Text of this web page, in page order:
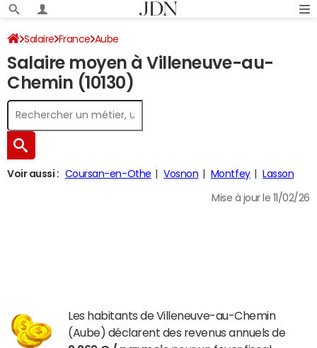
Salaire France Aube
Salaire moyen à Villeneuve-au-
Chemin (10130)
Voir aussi : Coursan-en-Othe Vosnon Montfey Lasson
Mise à jour le 11/02/26
Les habitants de Villeneuve-au-Chemin
(Aube) déclarent des revenus annuels de